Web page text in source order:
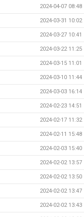
2024-04-07 08:48
2024-03-31 10:02
2024-03-27 10:41
2024-03-22 11:25
2024-03-15 11:01
2024-03-10 11:44
2024-03-03 16:14
2024-02-23 14:51
2024-02-17 11:32
2024-02-11 15:48
2024-02-03 15:40
2024-02-02 13:57
2024-02-02 13:50
2024-02-02 13:47
2024-02-02 13:43